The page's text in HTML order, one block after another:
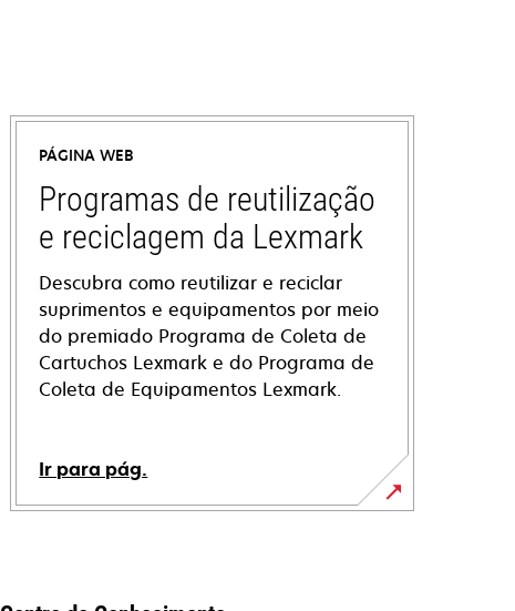
PÁGINA WEB
Programas de reutilização
e reciclagem da Lexmark
Descubra como reutilizar e reciclar
suprimentos e equipamentos por meio
do premiado Programa de Coleta de
Cartuchos Lexmark e do Programa de
Coleta de Equipamentos Lexmark.
Ir para pág.